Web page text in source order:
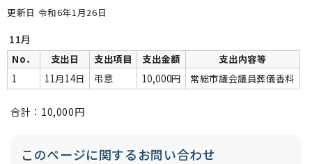
更新日 令和6年1月26日
11月
No． 支出日 支出項目 支出金額
支出内容等
1
11月14日 弔意 10,000円 常総市議会議員葬儀香料
合計：10,000円
このページに関するお問い合わせ